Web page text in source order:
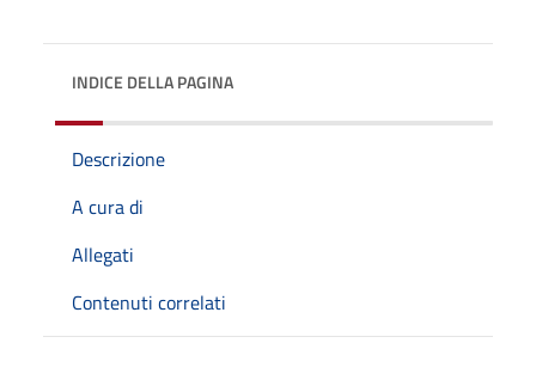
INDICE DELLA PAGINA
Descrizione
A cura di
Allegati
Contenuti correlati